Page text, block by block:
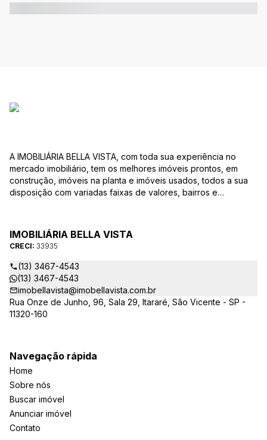
A IMOBILIÁRIA BELLA VISTA, com toda sua experiência no
mercado imobiliário, tem os melhores imóveis prontos, em
construção, imóveis na planta e imóveis usados, todos a sua
disposição com variadas faixas de valores, bairros e
ao CRECI-EE – estarão sempre prontos para responder-lhe
todas as suas dúvidas sobre casas, apartamentos, terrenos,
salas comerciais e outros produtos imobiliários.
IMOBILIÁRIA BELLA VISTA
CRECI: 33935
(13) 3467-4543
(13) 3467-4543
imobellavista@imobellavista.com.br
Rua Onze de Junho, 96, Sala 29, Itararé, São Vicente - SP -
11320-160
Navegação rápida
Home
Sobre nós
Buscar imóvel
Anunciar imóvel
Contato